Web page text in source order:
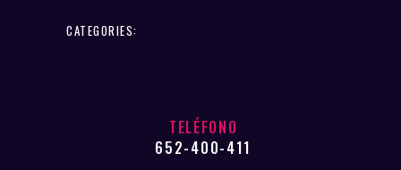
CATEGORIES:
TELÉFONO
652-400-411